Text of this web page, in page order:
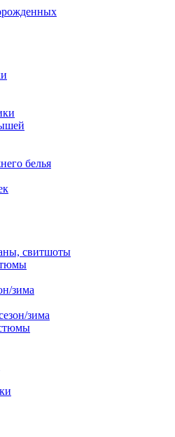
белья
свитшоты
зима
зима